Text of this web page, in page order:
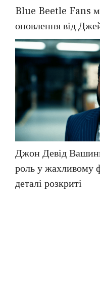
Blue Beetle Fans
оновлення від
Джон Девід
роль у жахливому
деталі розкриті